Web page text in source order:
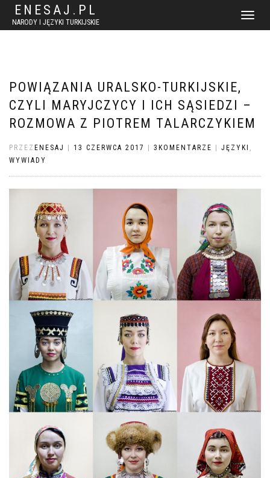
ENESAJ.PL
NARODY I JĘZYKI TURKIJSKIE
WŁĄCZ
POWIĄZANIA URALSKO-TURKIJSKIE,
CZYLI MARYJCZYCY I ICH SĄSIEDZI –
ROZMOWA Z PIOTREM TALARCZYKIEM
PRZEZ ENESAJ 13 CZERWCA 2017 3KOMENTARZE JĘZYKI ,
WYWIADY